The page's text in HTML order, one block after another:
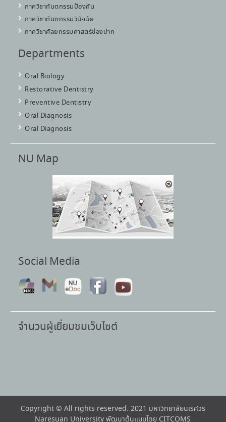
ภาควิชาทันตกรรมป้องกัน
ภาควิชาทันตกรรมวินิจฉัย
ภาควิชาศัลยกรรมศาสตร์ช่องปาก
Departments
Oral Biology
Restorative Dentistry
Preventive Dentistry
Oral Diagnosis
Oral Diagnosis
NU Map
Social Media
จำนวนผู้เยี่ยมชมเว็บไซต์
Copyright © All rights reserved. 2021 มหาวิทยาลัยนเรศวร
Naresuan University พัฒนาต้นแบบโดย CITCOMS